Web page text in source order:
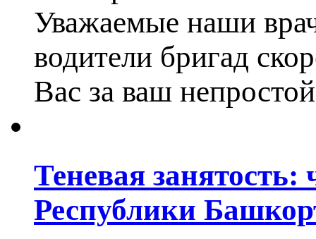
Уважаемые наши
водители бригад
Вас за ваш
Теневая занятость:
Республики